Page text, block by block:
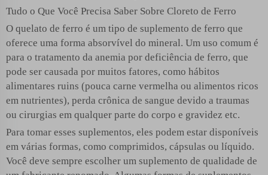
Tudo o Que Você Precisa Saber Sobre Cloreto de Ferro
O quelato de ferro é um tipo de suplemento de ferro que
oferece uma forma absorvível do mineral. Um uso comum é
para o tratamento da anemia por deficiência de ferro, que
pode ser causada por muitos fatores, como hábitos
alimentares ruins (pouca carne vermelha ou alimentos ricos
em nutrientes), perda crônica de sangue devido a traumas
ou cirurgias em qualquer parte do corpo e gravidez etc.
Para tomar esses suplementos, eles podem estar disponíveis
em várias formas, como comprimidos, cápsulas ou líquido.
Você deve sempre escolher um suplemento de qualidade de